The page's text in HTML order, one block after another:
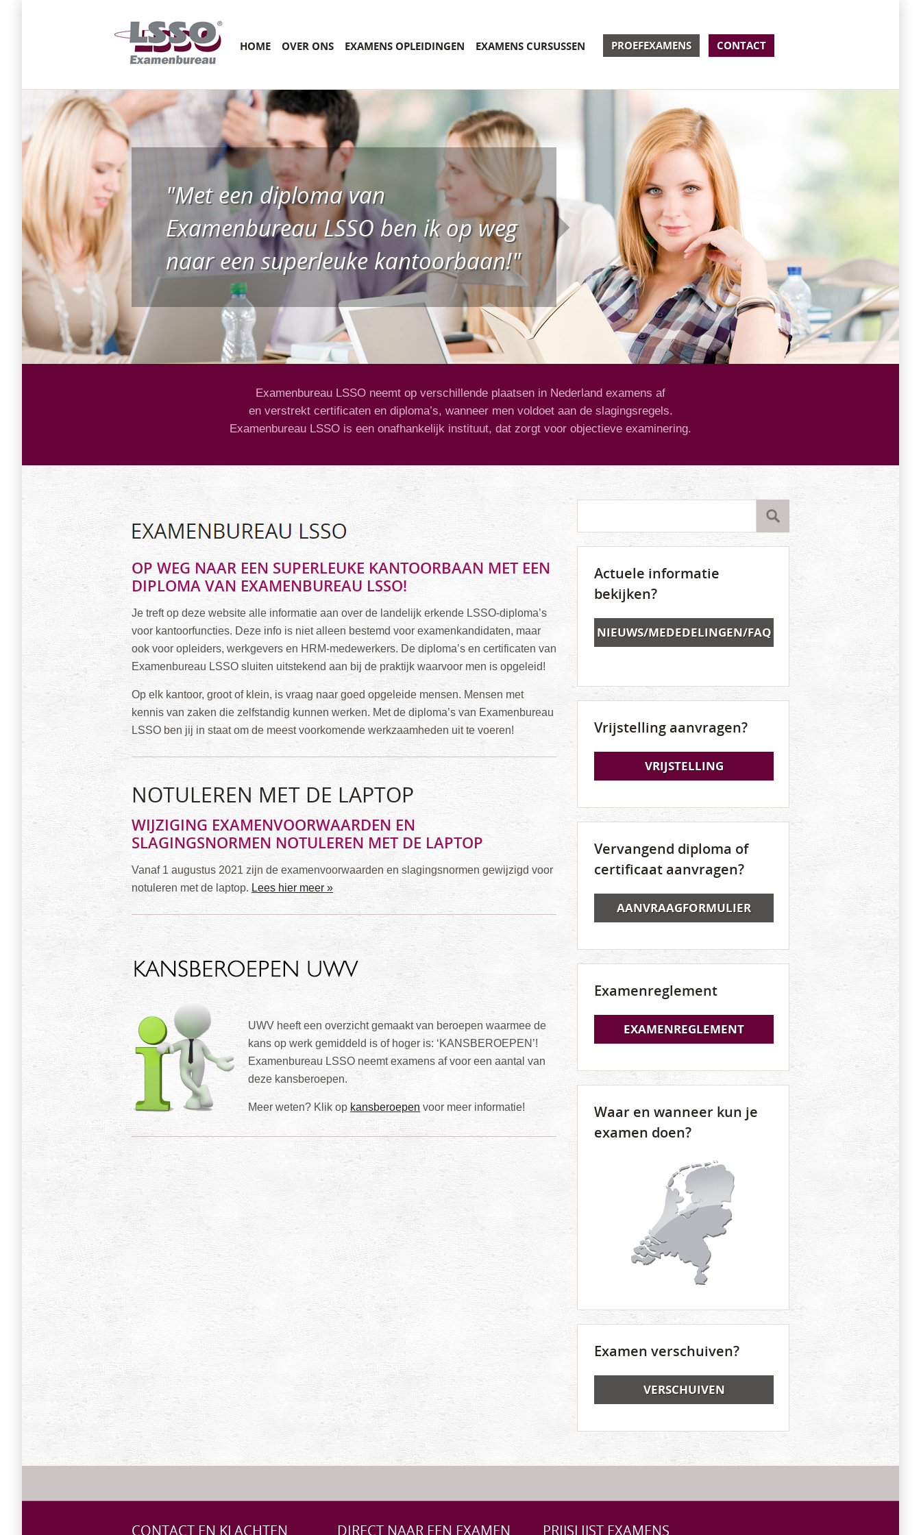
Main menu
SKIP
HOME OVER ONS EXAMENS OPLEIDINGEN EXAMENS CURSUSSEN PROEFEXAMENS CONTACT
"Met een diploma van
Examenbureau LSSO ben ik op weg
naar een superleuke kantoorbaan!"
Examenbureau LSSO neemt op verschillende plaatsen in Nederland examens af
en verstrekt certificaten en diploma’s, wanneer men voldoet aan de slagingsregels.
Examenbureau LSSO is een onafhankelijk instituut, dat zorgt voor objectieve examinering.
OP WEG NAAR EEN SUPERLEUKE KANTOORBAAN MET EEN
DIPLOMA VAN EXAMENBUREAU LSSO!
Je treft op deze website alle informatie aan over de landelijk erkende LSSO-diploma’s
voor kantoorfuncties. Deze info is niet alleen bestemd voor examenkandidaten, maar
ook voor opleiders, werkgevers en HRM-medewerkers. De diploma’s en certificaten van
Examenbureau LSSO sluiten uitstekend aan bij de praktijk waarvoor men is opgeleid!
Op elk kantoor, groot of klein, is vraag naar goed opgeleide mensen. Mensen met
kennis van zaken die zelfstandig kunnen werken. Met de diploma’s van Examenbureau
LSSO ben jij in staat om de meest voorkomende werkzaamheden uit te voeren!
NOTULEREN MET DE LAPTOP
WIJZIGING EXAMENVOORWAARDEN EN
SLAGINGSNORMEN NOTULEREN MET DE LAPTOP
Vanaf 1 augustus 2021 zijn de examenvoorwaarden en slagingsnormen gewijzigd voor
notuleren met de laptop. Lees hier meer »
UWV heeft een overzicht gemaakt van beroepen waarmee de
kans op werk gemiddeld is of hoger is: ‘KANSBEROEPEN’!
Examenbureau LSSO neemt examens af voor een aantal van
deze kansberoepen.
Meer weten? Klik op kansberoepen voor meer informatie!
Actuele informatie
bekijken?
NIEUWS/MEDEDELINGEN/FAQ
Vrijstelling aanvragen?
VRIJSTELLING
Vervangend diploma of
certificaat aanvragen?
AANVRAAGFORMULIER
Examenreglement
EXAMENREGLEMENT
Waar en wanneer kun je
examen doen?
Examen verschuiven?
VERSCHUIVEN
CONTACT EN KLACHTEN DIRECT NAAR EEN EXAMEN PRIJSLIJST EXAMENS